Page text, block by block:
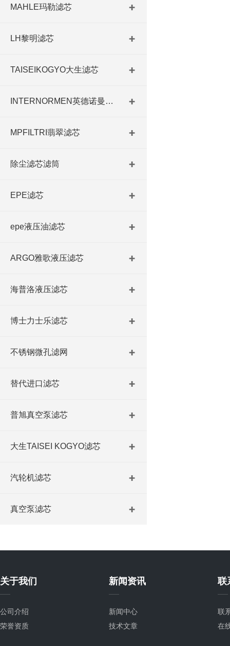
MAHLE玛勒滤芯
LH黎明滤芯
TAISEIKOGYO大生滤芯
INTERNORMEN英德诺曼滤芯
MPFILTRI翡翠滤芯
除尘滤芯滤筒
EPE滤芯
epe液压油滤芯
ARGO雅歌液压滤芯
海普洛液压滤芯
博士力士乐滤芯
不锈钢微孔滤网
替代进口滤芯
普旭真空泵滤芯
大生TAISEI KOGYO滤芯
汽轮机滤芯
真空泵滤芯
关于我们
公司介绍
荣誉资质
新闻资讯
新闻中心
技术文章
联
联
在